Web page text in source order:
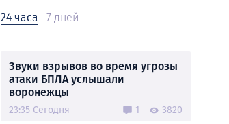
24 часа 7 дней
Звуки взрывов во время угрозы
атаки БПЛА услышали
воронежцы
23:35 Сегодня 1 3820